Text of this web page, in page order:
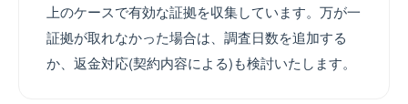
上のケースで有効な証拠を収集しています。万が一
証拠が取れなかった場合は、調査日数を追加する
か、返金対応(契約内容による)も検討いたします。